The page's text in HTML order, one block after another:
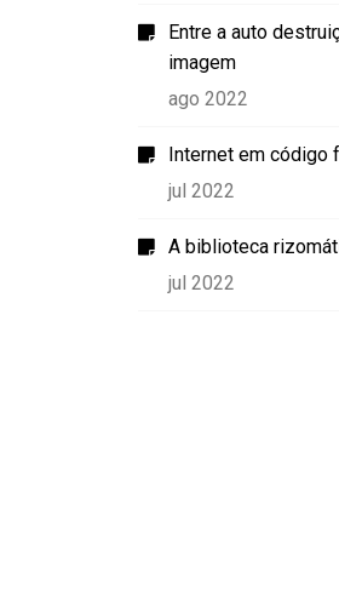
Entre a auto
imagem
ago 2022
Internet em código
jul 2022
A biblioteca
jul 2022